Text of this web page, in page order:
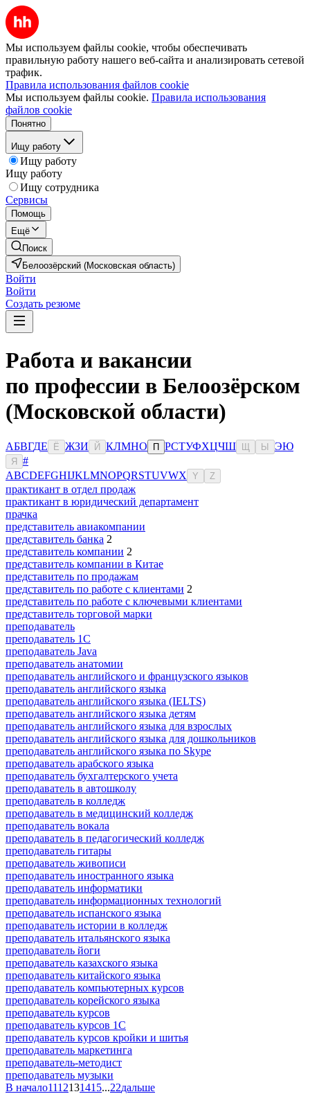
Мы используем файлы cookie, чтобы обеспечивать
правильную работу нашего веб-сайта и анализировать сетевой
трафик.
Правила использования файлов cookie
Мы используем файлы cookie. Правила использования
файлов cookie
Понятно
Ищу работу
Ищу работу
Ищу работу
Ищу сотрудника
Сервисы
Помощь
Ещё
Поиск
Белоозёрский (Московская область)
Войти
Войти
Создать резюме
Работа и вакансии
по профессии в Белоозёрском
(Московской области)
АБВГДЕ Ё ЖЗИ Й КЛМНО П РСТУФХЦЧШ Ы ЭЮ
Я
#
ABCDEFGHIJKLMNOPQRSTUVWX Y Z
практикант в отдел продаж
практикант в юридический департамент
прачка
представитель авиакомпании
представитель банка 2
представитель компании 2
представитель компании в Китае
представитель по продажам
представитель по работе с клиентами 2
представитель по работе с ключевыми клиентами
представитель торговой марки
преподаватель
преподаватель 1С
преподаватель Java
преподаватель анатомии
преподаватель английского и французского языков
преподаватель английского языка
преподаватель английского языка (IELTS)
преподаватель английского языка детям
преподаватель английского языка для взрослых
преподаватель английского языка для дошкольников
преподаватель английского языка по Skype
преподаватель арабского языка
преподаватель бухгалтерского учета
преподаватель в автошколу
преподаватель в колледж
преподаватель в медицинский колледж
преподаватель вокала
преподаватель в педагогический колледж
преподаватель гитары
преподаватель живописи
преподаватель иностранного языка
преподаватель информатики
преподаватель информационных технологий
преподаватель испанского языка
преподаватель истории в колледж
преподаватель итальянского языка
преподаватель йоги
преподаватель казахского языка
преподаватель китайского языка
преподаватель компьютерных курсов
преподаватель корейского языка
преподаватель курсов
преподаватель курсов 1С
преподаватель курсов кройки и шитья
преподаватель маркетинга
преподаватель-методист
преподаватель музыки
В начало1112131415...22дальше